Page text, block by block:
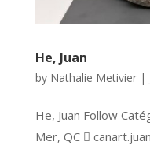
He, Juan
by Nathalie Metivier|
He, Juan Follow
Mer, QC 